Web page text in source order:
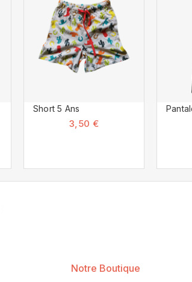
Short 5 Ans
3,50 €
Notre Boutique